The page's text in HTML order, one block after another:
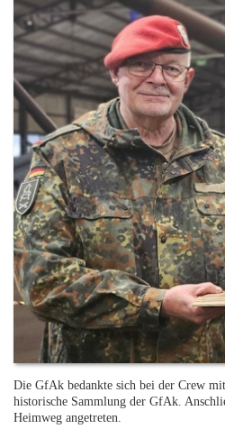
Die GfAk bedankte sich bei der Crew
historische Sammlung der GfAk.
Heimweg angetreten.